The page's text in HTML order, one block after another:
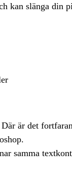
kan slänga din
är det
samma